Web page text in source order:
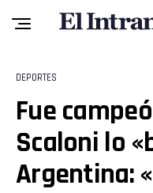
DEPORTES
Fue
Scaloni lo
Argentina:
Email